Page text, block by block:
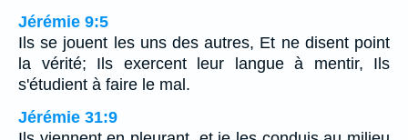
Jérémie 9:5
Ils se jouent les uns des autres, Et ne disent point
la vérité; Ils exercent leur langue à mentir, Ils
s'étudient à faire le mal.
Jérémie 31:9